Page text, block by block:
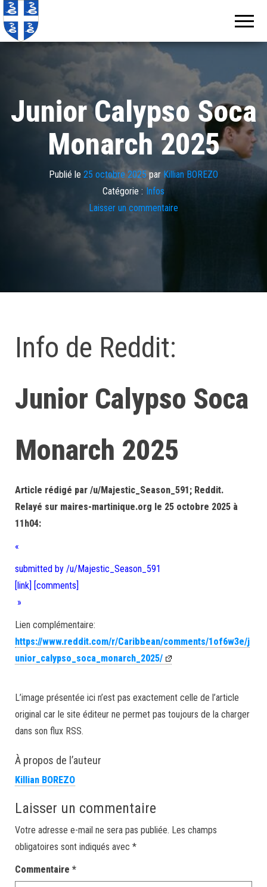
Junior Calypso Soca
Monarch 2025
Publié le 25 octobre 2025 par Killian BOREZO
Catégorie : Infos
Laisser un commentaire
Info de Reddit:
Junior Calypso Soca
Monarch 2025
Article rédigé par /u/Majestic_Season_591; Reddit.
Relayé sur maires-martinique.org le 25 octobre 2025 à
11h04:
«
submitted by /u/Majestic_Season_591
[link] [comments]
»
Lien complémentaire:
https://www.reddit.com/r/Caribbean/comments/1of6w3e/j
unior_calypso_soca_monarch_2025/
L’image présentée ici n’est pas exactement celle de l’article
original car le site éditeur ne permet pas toujours de la charger
dans son flux RSS.
À propos de l’auteur
Killian BOREZO
Laisser un commentaire
Votre adresse e-mail ne sera pas publiée. Les champs
obligatoires sont indiqués avec *
Commentaire *